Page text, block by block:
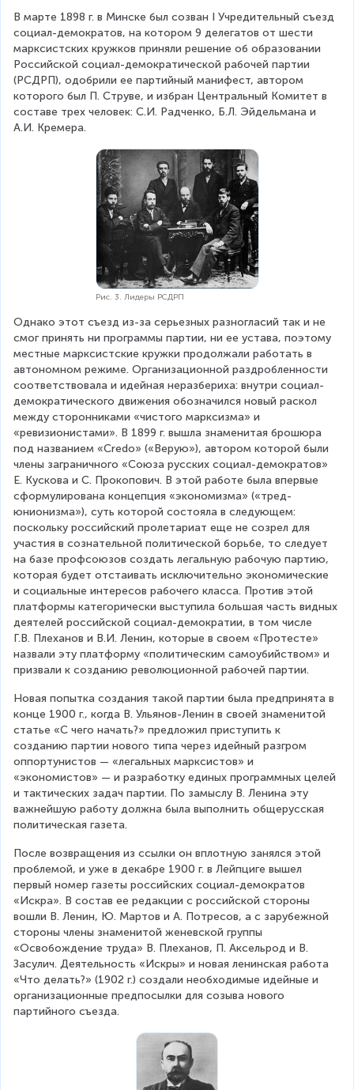
В марте 1898 г. в Минске был созван I Учредительный съезд
социал-демократов, на котором 9 делегатов от шести
марксистских кружков приняли решение об образовании
Российской социал-демократической рабочей партии
(РСДРП), одобрили ее партийный манифест, автором
которого был П. Струве, и избран Центральный Комитет в
составе трех человек: С.И. Радченко, Б.Л. Эйдельмана и
А.И. Кремера.
Рис. 3. Лидеры РСДРП
Однако этот съезд из-за серьезных разногласий так и не
смог принять ни программы партии, ни ее устава, поэтому
местные марксистские кружки продолжали работать в
автономном режиме. Организационной раздробленности
соответствовала и идейная неразбериха: внутри социал-
демократического движения обозначился новый раскол
между сторонниками «чистого марксизма» и
«ревизионистами». В 1899 г. вышла знаменитая брошюра
под названием «Credo» («Верую»), автором которой были
члены заграничного «Союза русских социал-демократов»
Е. Кускова и С. Прокопович. В этой работе была впервые
сформулирована концепция «экономизма» («тред-
юнионизма»), суть которой состояла в следующем:
поскольку российский пролетариат еще не созрел для
участия в сознательной политической борьбе, то следует
на базе профсоюзов создать легальную рабочую партию,
которая будет отстаивать исключительно экономические
и социальные интересов рабочего класса. Против этой
платформы категорически выступила большая часть видных
деятелей российской социал-демократии, в том числе
Г.В. Плеханов и В.И. Ленин, которые в своем «Протесте»
назвали эту платформу «политическим самоубийством» и
призвали к созданию революционной рабочей партии.
Новая попытка создания такой партии была предпринята в
конце 1900 г., когда В. Ульянов-Ленин в своей знаменитой
статье «С чего начать?» предложил приступить к
созданию партии нового типа через идейный разгром
оппортунистов — «легальных марксистов» и
«экономистов» — и разработку единых программных целей
и тактических задач партии. По замыслу В. Ленина эту
важнейшую работу должна была выполнить общерусская
политическая газета.
После возвращения из ссылки он вплотную занялся этой
проблемой, и уже в декабре 1900 г. в Лейпциге вышел
первый номер газеты российских социал-демократов
«Искра». В состав ее редакции с российской стороны
вошли В. Ленин, Ю. Мартов и А. Потресов, а с зарубежной
стороны члены знаменитой женевской группы
«Освобождение труда» В. Плеханов, П. Аксельрод и В.
Засулич. Деятельность «Искры» и новая ленинская работа
«Что делать?» (1902 г.) создали необходимые идейные и
организационные предпосылки для созыва нового
партийного съезда.